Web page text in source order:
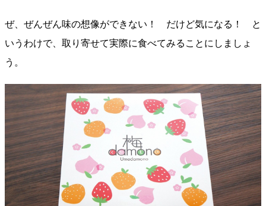
ぜ、ぜんぜん味の想像ができない！ だけど気になる！ と
いうわけで、取り寄せて実際に食べてみることにしましょ
う。